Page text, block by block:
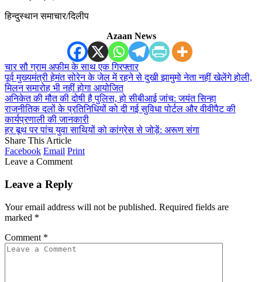
हिन्दुस्थान समाचार/दिलीप
Azaan News
चार सौ ग्राम अफीम के साथ एक गिरफ्तार
पूर्व मुख्यमंत्री हेमंत सोरेन के जेल में रहने से दुखी झामुमो नेता नहीं खेलेंगे होली,
मिलन समारोह भी नहीं होगा आयोजित
अनिकेत की मौत की दोषी है पुलिस, हो सीबीआई जांच: जयंत सिन्हा
राजनीतिक दलों के प्रतिनिधियों को दी गई सुविधा पोर्टल और वीवीपैट की
कार्यप्रणाली की जानकारी
हर बूथ पर पांच युवा साथियों को कांग्रेस से जोड़ें: अरूण संगा
Share This Article
Facebook Email Print
Leave a Comment
Leave a Reply
Your email address will not be published. Required fields are
marked *
Comment *